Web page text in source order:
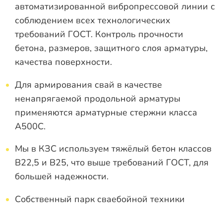
автоматизированной вибропрессовой линии с
соблюдением всех технологических
требований ГОСТ. Контроль прочности
бетона, размеров, защитного слоя арматуры,
качества поверхности.
Для армирования свай в качестве
ненапрягаемой продольной арматуры
применяются арматурные стержни класса
А500С.
Мы в КЗС используем тяжёлый бетон классов
В22,5 и В25, что выше требований ГОСТ, для
большей надежности.
Собственный парк сваебойной техники